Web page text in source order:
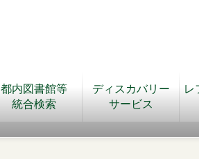
都内図書館等
統合検索
ディスカバリー
サービス
レ